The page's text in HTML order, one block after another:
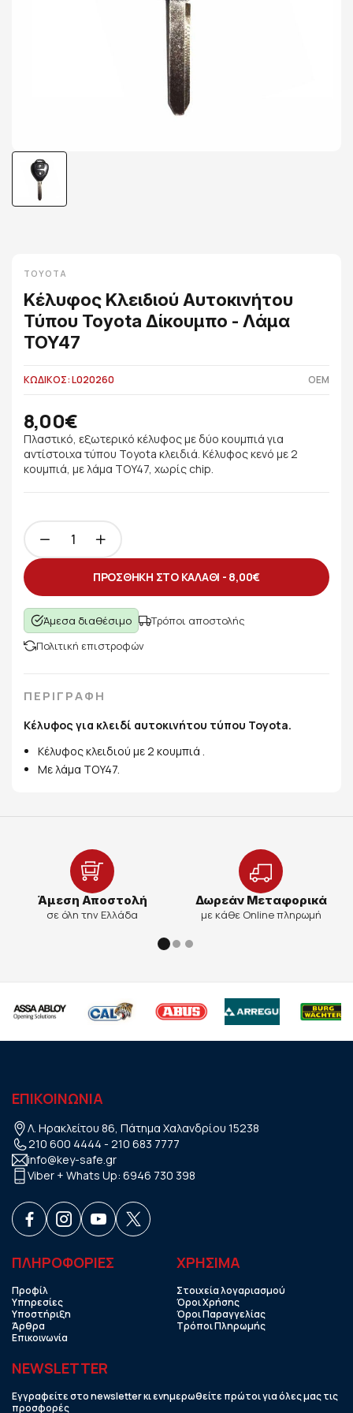
TOYOTA
Κέλυφος Κλειδιού Αυτοκινήτου
Τύπου Toyota Δίκουμπο - Λάμα
TOY47
ΚΩΔΙΚΟΣ: L020260 OEM
8,00€
Πλαστικό, εξωτερικό κέλυφος με δύο κουμπιά για
αντίστοιχα τύπου Toyota κλειδιά. Κέλυφος κενό με 2
κουμπιά, με λάμα TOY47, χωρίς chip.
ΠΡΟΣΘΗΚΗ ΣΤΟ ΚΑΛΑΘΙ - 8,00€
Άμεσα διαθέσιμο
Τρόποι αποστολής
Πολιτική επιστροφών
ΠΕΡΙΓΡΑΦΗ
Κέλυφος για κλειδί αυτοκινήτου τύπου Toyota.
Κέλυφος κλειδιού με 2 κουμπιά .
Με λάμα ΤOY47.
Άμεση Αποστολή
σε όλη την Ελλάδα
Δωρεάν Μεταφορικά
με κάθε Online πληρωμή
ΕΠΙΚΟΙΝΩΝΙΑ
Λ. Ηρακλείτου 86, Πάτημα Χαλανδρίου 15238
210 600 4444 - 210 683 7777
info@key-safe.gr
Viber + Whats Up: 6946 730 398
ΠΛΗΡΟΦΟΡΙΕΣ
Προφίλ
Υπηρεσίες
Υποστήριξη
Άρθρα
Επικοινωνία
ΧΡHΣΙΜΑ
Στοιχεία λογαριασμού
Όροι Χρήσης
Όροι Παραγγελίας
Τρόποι Πληρωμής
NEWSLETTER
Εγγραφείτε στο newsletter κι ενημερωθείτε πρώτοι για όλες μας τις
προσφορές